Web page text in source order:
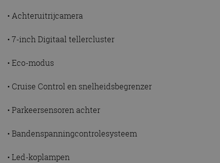
• Achteruitrijcamera
• 7-inch Digitaal tellercluster
• Eco-modus
• Cruise Control en snelheidsbegrenzer
• Parkeersensoren achter
• Bandenspanningcontrolesysteem
• Led-koplampen